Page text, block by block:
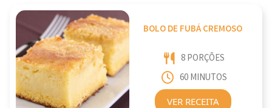
BOLO DE FUBÁ CREMOSO
8 PORÇÕES
60 MINUTOS
VER RECEITA